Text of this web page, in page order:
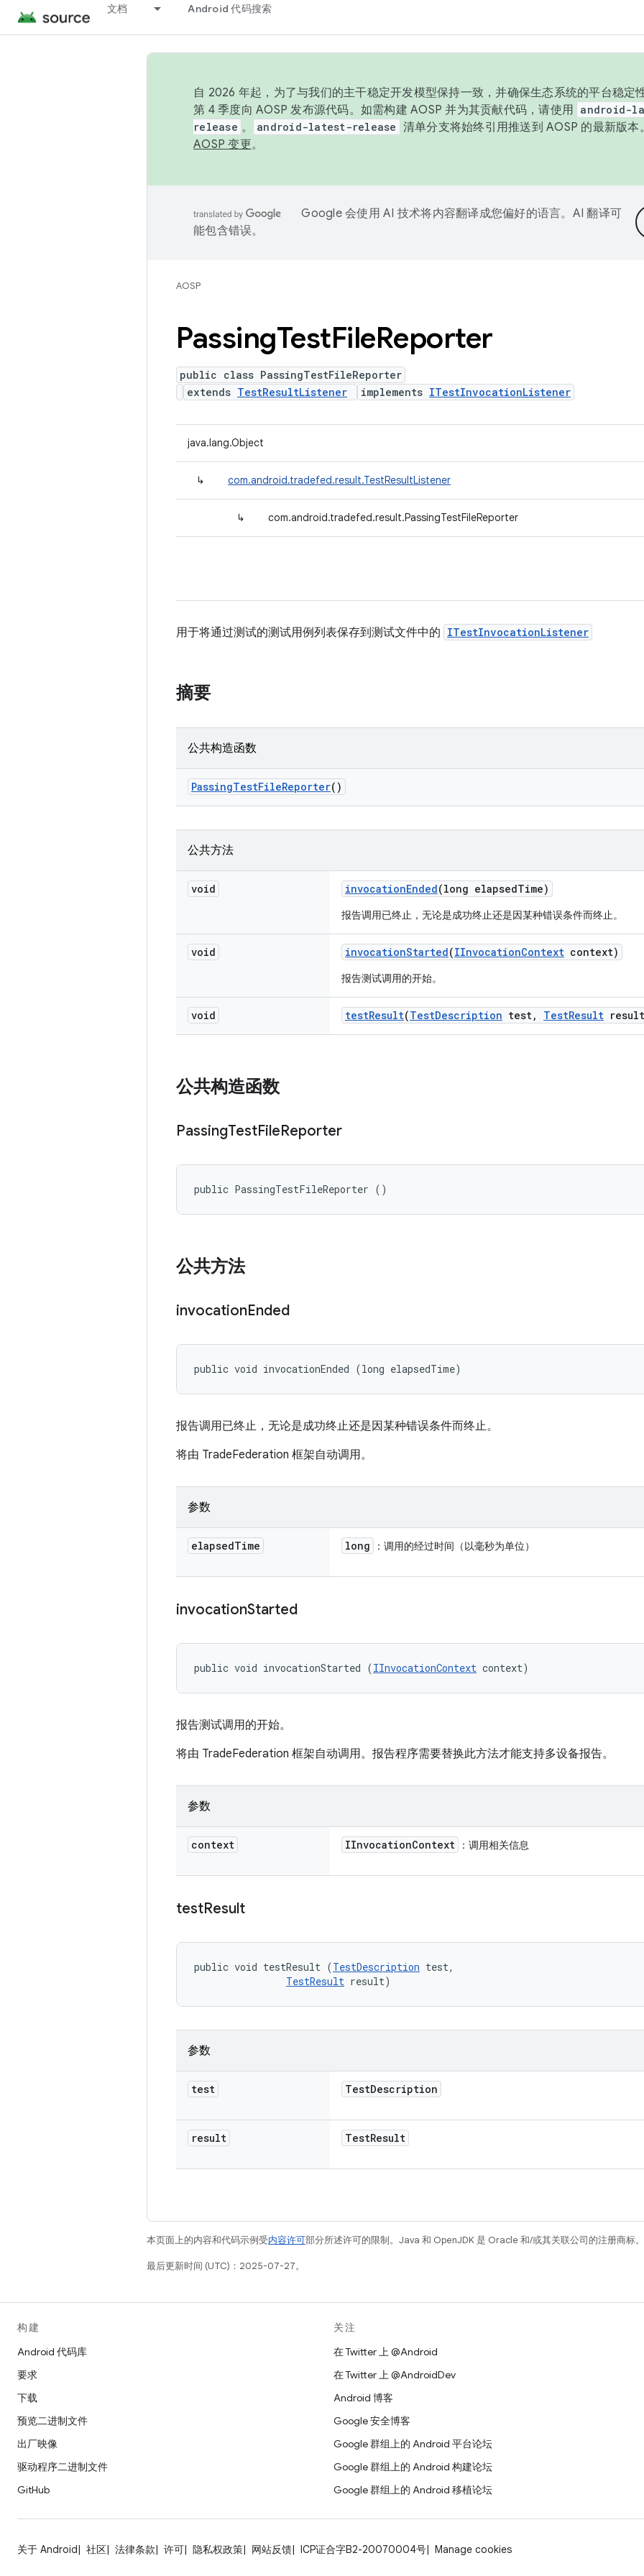
文档 Android 代码搜索
自 2026 年起，为了与我们的主干稳定开发模型保持一致，并确保生态系统的平台稳定
第 4 季度向 AOSP 发布源代码。如需构建 AOSP 并为其贡献代码，请使用 android-
release 。 android-latest-release 清单分支将始终引用推送到 AOSP 的最新版
AOSP 变更。
Google 会使用 AI 技术将内容翻译成您偏好的语言。AI 翻译可
能包含错误。
AOSP
PassingTestFileReporter
public class PassingTestFileReporter
extends TestResultListener implements ITestInvocationListener
java.lang.Object
↳ com.android.tradefed.result.TestResultListener
↳ com.android.tradefed.result.PassingTestFileReporter
用于将通过测试的测试用例列表保存到测试文件中的 ITestInvocationListener
摘要
公共构造函数
PassingTestFileReporter()
公共方法
void invocationEnded(long elapsedTime)
报告调用已终止，无论是成功终止还是因某种错误条件而终止。
void invocationStarted(IInvocationContext context)
报告测试调用的开始。
void testResult(TestDescription test, TestResult
公共构造函数
PassingTestFileReporter
public PassingTestFileReporter ()
公共方法
invocationEnded
public void invocationEnded (long elapsedTime)
报告调用已终止，无论是成功终止还是因某种错误条件而终止。
将由 TradeFederation 框架自动调用。
参数
elapsedTime long ：调用的经过时间（以毫秒为单位）
invocationStarted
public void invocationStarted (IInvocationContext context)
报告测试调用的开始。
将由 TradeFederation 框架自动调用。报告程序需要替换此方法才能支持多设备报告。
参数
context IInvocationContext ：调用相关信息
testResult
public void testResult (TestDescription test,
TestResult result)
参数
test TestDescription
result TestResult
本页面上的内容和代码示例受内容许可部分所述许可的限制。Java 和 OpenJDK 是 Oracle 和/或其关联公司的注册商标。
最后更新时间 (UTC)：2025-07-27。
构建
Android 代码库
要求
下载
预览二进制文件
出厂映像
驱动程序二进制文件
GitHub
关注
在 Twitter 上 @Android
在 Twitter 上 @AndroidDev
Android 博客
Google 安全博客
Google 群组上的 Android 平台论坛
Google 群组上的 Android 构建论坛
Google 群组上的 Android 移植论坛
关于 Android 社区 法律条款 许可 隐私权政策 网站反馈 ICP证合字B2-20070004号 Manage cookies